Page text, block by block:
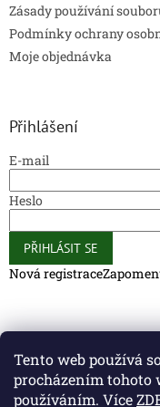
Tento web používá
procházením tohoto
používáním. Více
Zásady používání
Podmínky ochrany
Moje objednávka
Přihlášení
E-mail
Heslo
PŘIHLÁSIT SE
Nová registrace